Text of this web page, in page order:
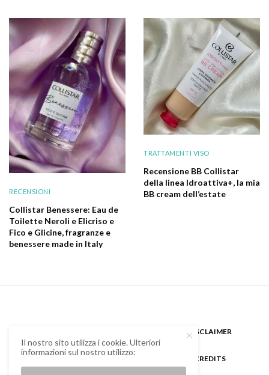
RECENSIONI
Collistar Benessere: Eau de
Toilette Neroli e Elicriso e
Fico e Glicine, fragranze e
benessere made in Italy
TRATTAMENTI VISO
Recensione BB Collistar
della linea Idroattiva+, la mia
BB cream dell’estate
DISCLAIMER
CREDITS
Il nostro sito utilizza i cookie. Ulteriori
informazioni sul nostro utilizzo: